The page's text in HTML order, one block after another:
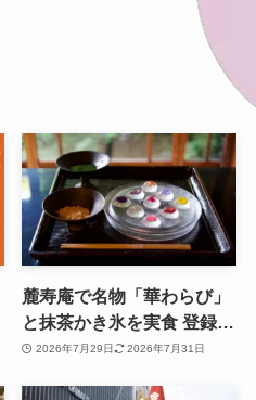
麓寿庵で名物「華わらび」
と抹茶かき氷を実食 登録有
形文化財で味わう京都時間
2026年7月29日 2026年7月31日